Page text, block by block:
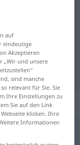
für
Verb
auf
eindeutige
Akzeptieren
„Wir und unsere
sind manche
relevant für Sie. Sie
Ihre Einstellungen zu
Sie auf den Link
klicken. Ihre
Informationen